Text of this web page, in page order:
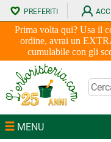
Prima volta qui? Usa il
ordine, avrai un
cumulabile con gli
PREFERITI
MENU